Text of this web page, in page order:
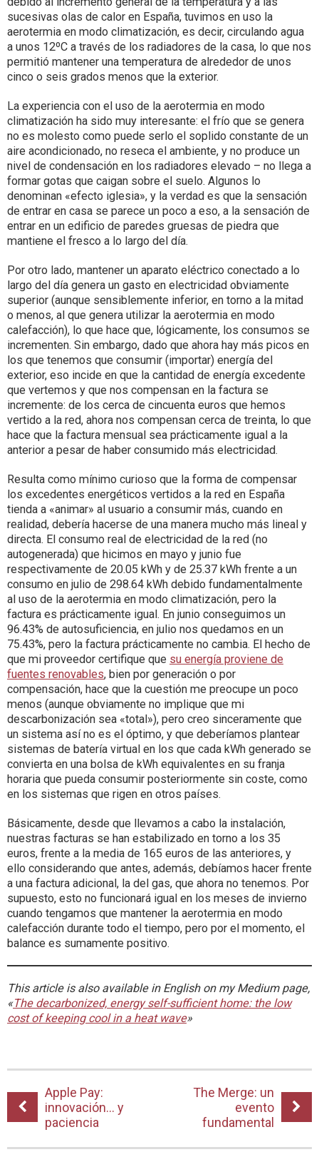
sucesivas olas de calor en España, tuvimos en uso la
aerotermia en modo climatización, es decir, circulando agua
a unos 12ºC a través de los radiadores de la casa, lo que nos
permitió mantener una temperatura de alrededor de unos
cinco o seis grados menos que la exterior.
La experiencia con el uso de la aerotermia en modo
climatización ha sido muy interesante: el frío que se genera
no es molesto como puede serlo el soplido constante de un
aire acondicionado, no reseca el ambiente, y no produce un
nivel de condensación en los radiadores elevado – no llega a
formar gotas que caigan sobre el suelo. Algunos lo
denominan «efecto iglesia», y la verdad es que la sensación
de entrar en casa se parece un poco a eso, a la sensación de
entrar en un edificio de paredes gruesas de piedra que
mantiene el fresco a lo largo del día.
Por otro lado, mantener un aparato eléctrico conectado a lo
largo del día genera un gasto en electricidad obviamente
superior (aunque sensiblemente inferior, en torno a la mitad
o menos, al que genera utilizar la aerotermia en modo
calefacción), lo que hace que, lógicamente, los consumos se
incrementen. Sin embargo, dado que ahora hay más picos en
los que tenemos que consumir (importar) energía del
exterior, eso incide en que la cantidad de energía excedente
que vertemos y que nos compensan en la factura se
incremente: de los cerca de cincuenta euros que hemos
vertido a la red, ahora nos compensan cerca de treinta, lo que
hace que la factura mensual sea prácticamente igual a la
anterior a pesar de haber consumido más electricidad.
Resulta como mínimo curioso que la forma de compensar
los excedentes energéticos vertidos a la red en España
tienda a «animar» al usuario a consumir más, cuando en
realidad, debería hacerse de una manera mucho más lineal y
directa. El consumo real de electricidad de la red (no
autogenerada) que hicimos en mayo y junio fue
respectivamente de 20.05 kWh y de 25.37 kWh frente a un
consumo en julio de 298.64 kWh debido fundamentalmente
al uso de la aerotermia en modo climatización, pero la
factura es prácticamente igual. En junio conseguimos un
96.43% de autosuficiencia, en julio nos quedamos en un
75.43%, pero la factura prácticamente no cambia. El hecho de
que mi proveedor certifique que su energía proviene de
fuentes renovables, bien por generación o por
compensación, hace que la cuestión me preocupe un poco
menos (aunque obviamente no implique que mi
descarbonización sea «total»), pero creo sinceramente que
un sistema así no es el óptimo, y que deberíamos plantear
sistemas de batería virtual en los que cada kWh generado se
convierta en una bolsa de kWh equivalentes en su franja
horaria que pueda consumir posteriormente sin coste, como
en los sistemas que rigen en otros países.
Básicamente, desde que llevamos a cabo la instalación,
nuestras facturas se han estabilizado en torno a los 35
euros, frente a la media de 165 euros de las anteriores, y
ello considerando que antes, además, debíamos hacer frente
a una factura adicional, la del gas, que ahora no tenemos. Por
supuesto, esto no funcionará igual en los meses de invierno
cuando tengamos que mantener la aerotermia en modo
calefacción durante todo el tiempo, pero por el momento, el
balance es sumamente positivo.
This article is also available in English on my Medium page,
«The decarbonized, energy self-sufficient home: the low
cost of keeping cool in a heat wave»
Apple Pay:
innovación… y
paciencia
The Merge: un
evento
fundamental